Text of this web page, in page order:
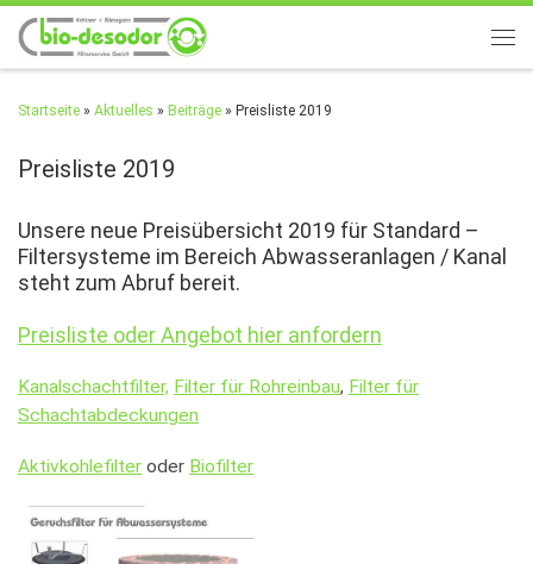
Zum Inhalt springen
Startseite » Aktuelles » Beiträge » Preisliste 2019
Preisliste 2019
Unsere neue Preisübersicht 2019 für Standard –
Filtersysteme im Bereich Abwasseranlagen / Kanal
steht zum Abruf bereit.
Preisliste oder Angebot hier anfordern
Kanalschachtfilter, Filter für Rohreinbau, Filter für
Schachtabdeckungen
Aktivkohlefilter oder Biofilter